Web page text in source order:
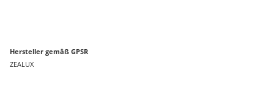
Hersteller gemäß GPSR
ZEALUX